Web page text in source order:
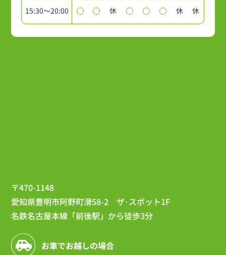
15:30～20:00 休 休 休
〒470-1148
愛知県豊明市阿野町滑58-2 ザ･スポット1F
名鉄名古屋本線「前後駅」から徒歩3分
お車でお越しの場合